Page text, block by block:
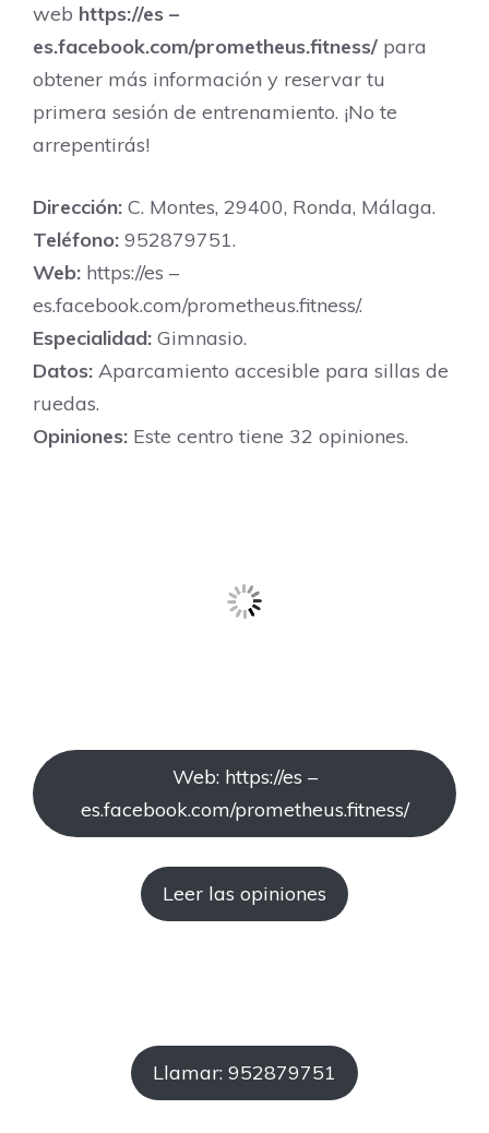
web https://es –
es.facebook.com/prometheus.fitness/ para
obtener más información y reservar tu
primera sesión de entrenamiento. ¡No te
arrepentirás!
Dirección: C. Montes, 29400, Ronda, Málaga.
Teléfono: 952879751.
Web: https://es –
es.facebook.com/prometheus.fitness/.
Especialidad: Gimnasio.
Datos: Aparcamiento accesible para sillas de
ruedas.
Opiniones: Este centro tiene 32 opiniones.
Web: https://es –
es.facebook.com/prometheus.fitness/
Leer las opiniones
Llamar: 952879751